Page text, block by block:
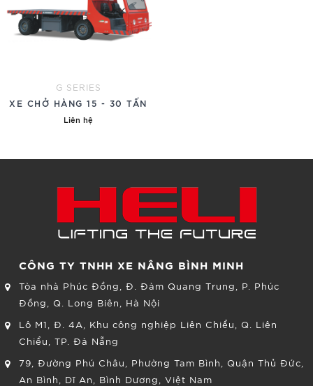
G SERIES
XE CHỞ HÀNG 15 - 30 TẤN
Liên hệ
CÔNG TY TNHH XE NÂNG BÌNH MINH
Tòa nhà Phúc Đồng, Đ. Đàm Quang Trung, P. Phúc
Đồng, Q. Long Biên, Hà Nội
Lô M1, Đ. 4A, Khu công nghiệp Liên Chiểu, Q. Liên
Chiểu, TP. Đà Nẵng
79, Đường Phú Châu, Phường Tam Bình, Quận Thủ Đức,
An Bình, Dĩ An, Bình Dương, Việt Nam